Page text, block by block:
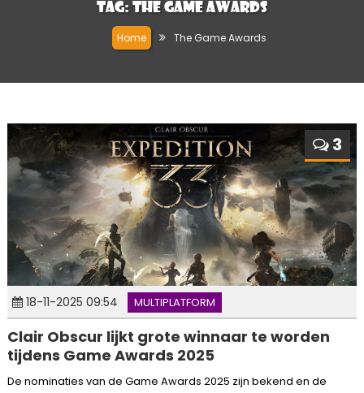
Tag: The Game Awards
Home The Game Awards
3
18-11-2025 09:54 MULTIPLATFORM
Clair Obscur lijkt grote winnaar te worden
tijdens Game Awards 2025
De nominaties van de Game Awards 2025 zijn bekend en de